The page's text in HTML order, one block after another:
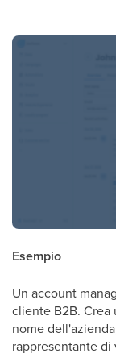
Esempio
Un account
cliente B2B.
nome
rappresentante